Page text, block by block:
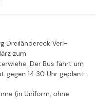
Dreiländereck Verl-
zum
Der Bus fährt um
gegen 14:30 Uhr geplant.
(in Uniform, ohne